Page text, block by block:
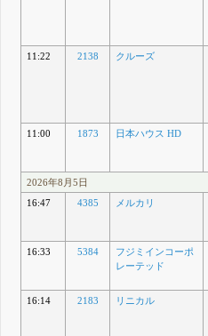
11:22
2138 クルーズ
11:00
1873 日本ハウス HD
2026年8月5日
16:47
4385 メルカリ
16:33
5384
フジミインコーポ
レーテッド
16:14
2183 リニカル